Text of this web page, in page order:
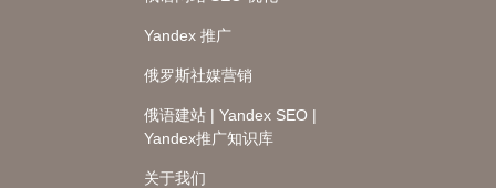
Yandex 推广
俄罗斯社媒营销
俄语建站 | Yandex SEO |
Yandex推广知识库
关于我们